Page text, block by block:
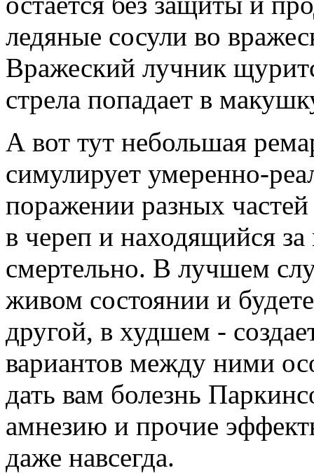
ледяные сосули во
Вражеский лучник
стрела попадает в
А вот тут небольшая
симулирует умеренно-
поражении разных
в череп и находящийся
смертельно. В лучшем
живом состоянии и
другой, в худшем -
вариантов между ними
дать вам болезнь
амнезию и прочие
даже навсегда.